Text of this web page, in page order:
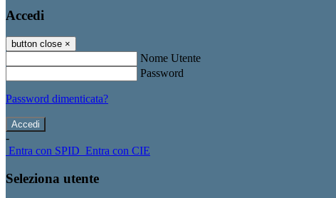
Accedi
button close ×
Nome Utente
Password
Password dimenticata?
-
Entra con SPID Entra con CIE
Seleziona utente